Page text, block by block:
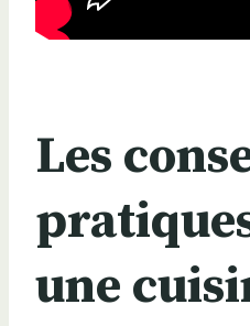
Les
une